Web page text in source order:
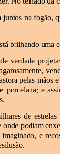
no fogão,
brilhando uma
verdade
pelas mãos
porcelana; e
de
onde podiam
e